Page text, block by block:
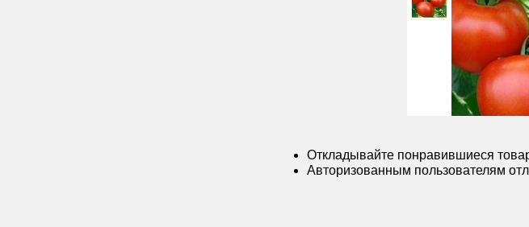
Откладывайте понравившиеся
Авторизованным пользователям